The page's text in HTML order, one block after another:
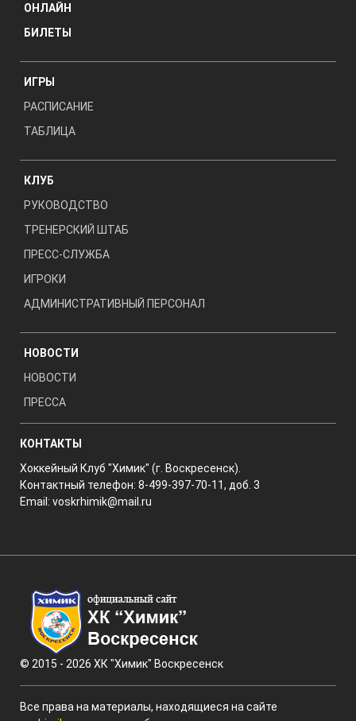
ОНЛАЙН
БИЛЕТЫ
ИГРЫ
РАСПИСАНИЕ
ТАБЛИЦА
КЛУБ
РУКОВОДСТВО
ТРЕНЕРСКИЙ ШТАБ
ПРЕСС-СЛУЖБА
ИГРОКИ
АДМИНИСТРАТИВНЫЙ ПЕРСОНАЛ
НОВОСТИ
НОВОСТИ
ПРЕССА
КОНТАКТЫ
Хоккейный Клуб "Химик" (г. Воскресенск).
Контактный телефон: 8-499-397-70-11, доб. 3
Email: voskrhimik@mail.ru
© 2015 - 2026 ХК "Химик" Воскресенск
Все права на материалы, находящиеся на сайте